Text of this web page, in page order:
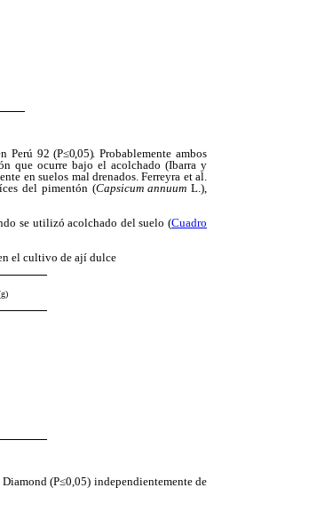
Perú 92(P≤0,05). Probablemente ambos
que ocurre bajo el acolchado (Ibarra y
en suelos mal drenados. Ferreyra et al.
del pimentón (Capsicum annuumL.),
se utilizó acolchado del suelo (Cuadro
el cultivo de ají dulce
(P≤0,05) independientemente de